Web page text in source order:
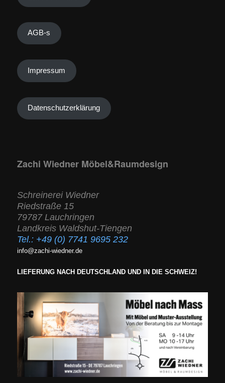
AGB-s
Impressum
Datenschutzerklärung
Zachi Wiedner Möbel&Raumdesign
Schreinerei Wiedner
Riedstraße 15
79787 Lauchringen
Landkreis Waldshut-Tiengen
Tel.: +49 (0) 7741 9695 232
info@zachi-wiedner.de
LIEFERUNG NACH DEUTSCHLAND UND IN DIE SCHWEIZ!